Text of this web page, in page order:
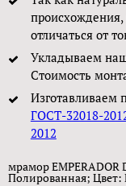
отличаться от
Укладываем
Стоимость
Изготавливаем
ГОСТ-32018-
2012
мрамор
Полированная;